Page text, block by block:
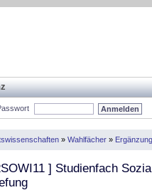
» Wahlfächer »
] Studienfach